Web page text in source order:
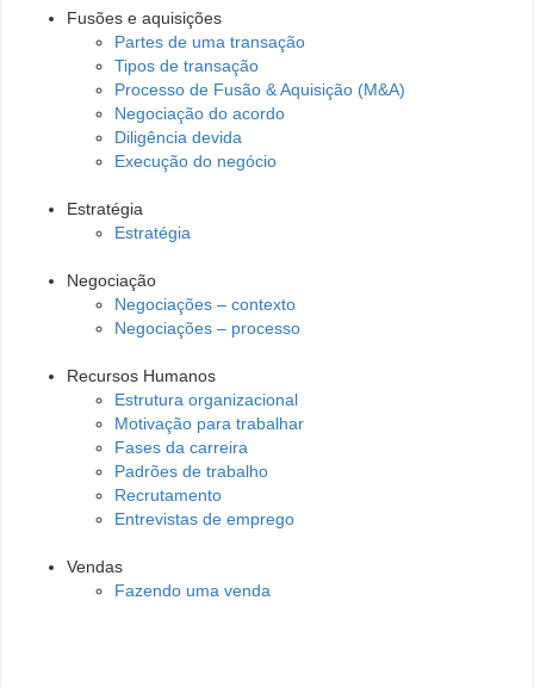
Fusões e aquisições
Partes de uma transação
Tipos de transação
Processo de Fusão & Aquisição (M&A)
Negociação do acordo
Diligência devida
Execução do negócio
Estratégia
Estratégia
Negociação
Negociações – contexto
Negociações – processo
Recursos Humanos
Estrutura organizacional
Motivação para trabalhar
Fases da carreira
Padrões de trabalho
Recrutamento
Entrevistas de emprego
Vendas
Fazendo uma venda